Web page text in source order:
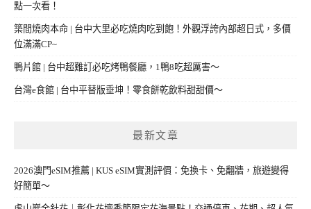
點一次看！
築間燒肉本命 | 台中大里必吃燒肉吃到飽！外觀浮誇內部超日式，多價
位滿滿CP~
鴨片館 | 台中超難訂必吃烤鴨餐廳，1鴨8吃超厲害～
台灣e食館 | 台中平替版垂坤！零食餅乾飲料甜甜價～
最新文章
2026澳門eSIM推薦 | KUS eSIM實測評價：免換卡、免翻牆，旅遊變得
好簡單～